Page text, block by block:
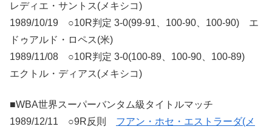
レディエ・サントス(メキシコ)
1989/10/19 ○10R判定 3-0(99-91、100-90、100-90) エ
ドゥアルド・ロペス(米)
1989/11/08 ○10R判定 3-0(100-89、100-90、100-89)
エクトル・ディアス(メキシコ)
■WBA世界スーパーバンタム級タイトルマッチ
1989/12/11 ○9R反則 フアン・ホセ・エストラーダ(メ